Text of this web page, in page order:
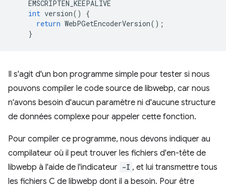
EMSCRIPTEN_KEEPALIVE
int version()
{
return WebPGetEncoderVersion();
}
Il s'agit d'un bon programme simple pour tester si nous
pouvons compiler le code source de libwebp, car nous
n'avons besoin d'aucun paramètre ni d'aucune structure
de données complexe pour appeler cette fonction.
Pour compiler ce programme, nous devons indiquer au
compilateur où il peut trouver les fichiers d'en-tête de
libwebp à l'aide de l'indicateur -I , et lui transmettre tous
les fichiers C de libwebp dont il a besoin. Pour être